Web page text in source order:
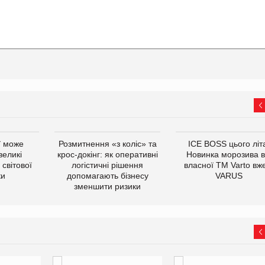
може
Розмитнення «з коліс» та
крос-докінг: як оперативні
логістичні рішення
допомагають бізнесу
зменшити ризики
ICE BOSS цього
Новинка морозива
власної ТМ Varto
VARUS